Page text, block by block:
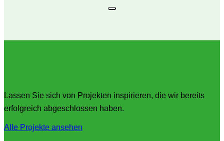
Lassen Sie sich von Projekten inspirieren, die wir bereits
erfolgreich abgeschlossen haben.
Alle Projekte ansehen